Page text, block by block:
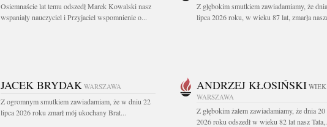
Osiemnaście lat temu odszedł Marek Kowalski nasz
wspaniały nauczyciel i Przyjaciel wspomnienie o...
Z głębokim smutkiem zawiadamiamy, że
lipca 2026 roku, w wieku 87 lat, zmarła
JACEK BRYDAK WARSZAWA
Z ogromnym smutkiem zawiadamiam, że w dniu 22
lipca 2026 roku zmarł mój ukochany Brat...
ANDRZEJ KŁOSIŃSKI
WARSZAWA
Z głębokim żalem zawiadamiamy, że dnia
2026 roku odszedł w wieku 82 lat nasz